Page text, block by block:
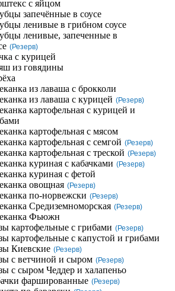
с яйцом
запечённые в соусе
ленивые в грибном соусе
ленивые, запеченные в
(Резерв)
с курицей
из говядины
из лаваша с брокколи
из лаваша с курицей (Резерв)
картофельная с курицей и
картофельная с мясом
картофельная с семгой (Резерв)
картофельная с треской (Резерв)
куриная с кабачками (Резерв)
куриная с фетой
овощная (Резерв)
по-норвежски (Резерв)
Средиземноморская (Резерв)
Фьюжн
картофельные с грибами (Резерв)
картофельные с капустой и грибами
Киевские (Резерв)
с ветчиной и сыром (Резерв)
с сыром Чеддер и халапеньо
фаршированные (Резерв)